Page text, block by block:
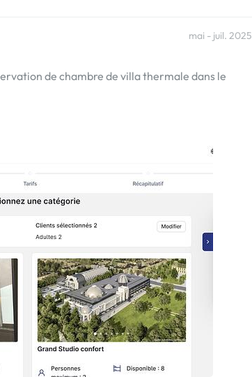
mai - juil. 2025
de chambre de villa thermale dans le